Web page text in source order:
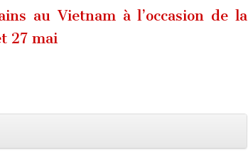
au Vietnam à l’occasion de la
27 mai